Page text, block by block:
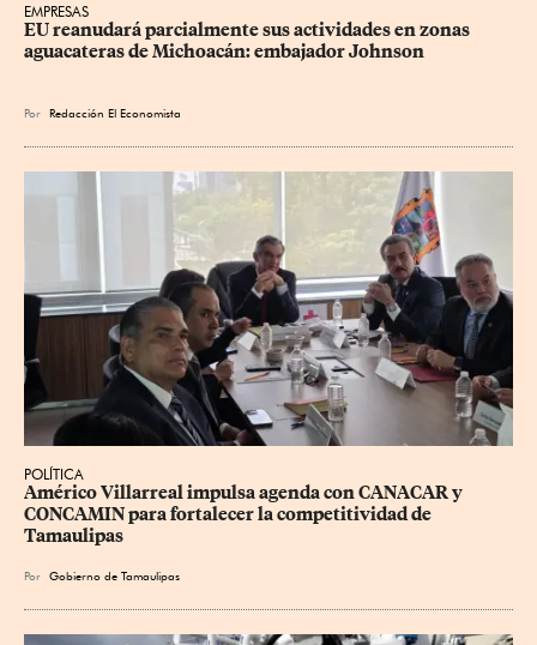
EMPRESAS
EU reanudará parcialmente sus actividades en zonas
aguacateras de Michoacán: embajador Johnson
Por Redacción El Economista
POLÍTICA
Américo Villarreal impulsa agenda con CANACAR y
CONCAMIN para fortalecer la competitividad de
Tamaulipas
Por Gobierno de Tamaulipas